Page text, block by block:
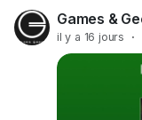
Ultimate Plus.
et bonus de
Games &
Games &
il y a 16 jours ·